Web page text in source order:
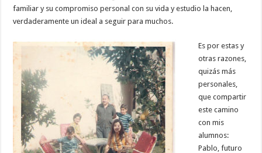
familiar y su compromiso personal con su vida y estudio la hacen,
verdaderamente un ideal a seguir para muchos.
Es por estas y
otras razones,
quizás más
personales,
que compartir
este camino
con mis
alumnos:
Pablo, futuro